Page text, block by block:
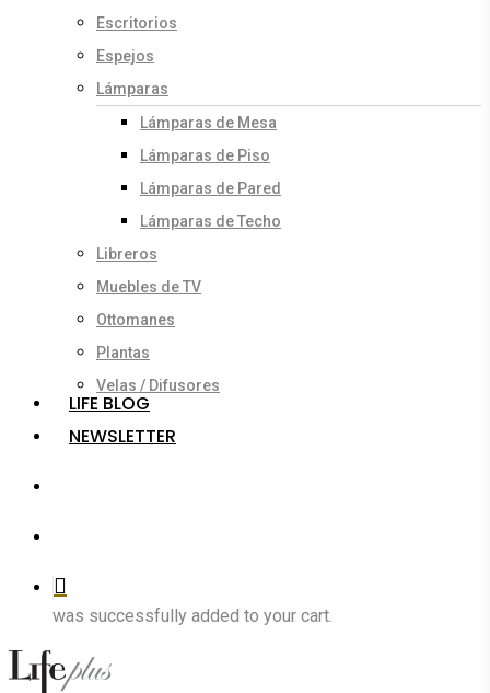
Escritorios
Espejos
Lámparas
Lámparas de Mesa
Lámparas de Piso
Lámparas de Pared
Lámparas de Techo
Libreros
Muebles de TV
Ottomanes
Plantas
Velas / Difusores
LIFE BLOG
NEWSLETTER
was successfully added to your cart.